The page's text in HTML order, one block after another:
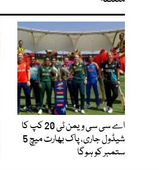
اے سی سی ویمن ٹی 20 کپ کا
شیڈول جاری، پاک بھارت میچ 5
ستمبر کو ہوگا